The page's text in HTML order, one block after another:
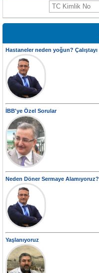
Hastaneler neden yoğun? Çalıştayı
İBB'ye Özel Sorular
Neden Döner Sermaye Alamıyoruz?
Yaşlanıyoruz